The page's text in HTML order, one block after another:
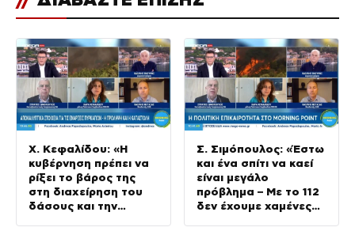
Χ. Κεφαλίδου: «Η
κυβέρνηση πρέπει να
ρίξει το βάρος της
στη διαχείρηση του
δάσους και την
Σ. Σιμόπουλος: «Έστω
και ένα σπίτι να καεί
είναι μεγάλο
πρόβλημα – Με το 112
δεν έχουμε χαμένες